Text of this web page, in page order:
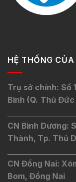
HỆ THỐNG
Trụ sở chính: Số
Bình (Q. Thủ
CN Bình Dương:
Thành, Tp. Thủ
CN Đồng Nai:
Bom, Đồng Nai